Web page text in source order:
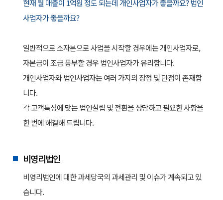
현재 월 매출이 1억원 정도 되는데 개인사업자가 좋을까요? 법인
사업자가 좋을까요?
일반적으로 소자본으로 사업을 시작할 경우에는 개인사업자로,
자본금이 조금 풍부할 경우 법인사업자가 유리합니다.
개인사업자와 법인사업자는 여러 가지의 장점 및 단점이 존재합
니다.
각 고객특성에 맞는 법인설립 및 전환을 상담하고 필요한 사항을
한 번에 해결해 드립니다.
비영리법인
비영리법인에 대한 과세당국의 과세관리 및 이슈가 계속되고 있
습니다.